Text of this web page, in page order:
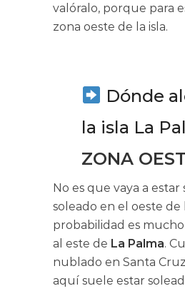
valóralo, porque para
zona oeste de la isla.
Dónde
la isla La
ZONA
No es que vaya a estar
soleado en el oeste de
probabilidad es
al este de La Palma.
nublado en Santa
aquí suele estar